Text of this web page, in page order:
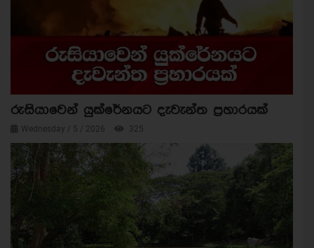
රුසියාවෙන් යුක්රේනයට දැවැන්ත ප්‍රහාරයක්
Wednesday / 5 / 2026 325